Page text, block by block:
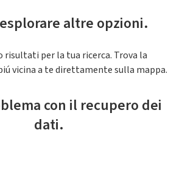
altre opzioni.
per la tua ricerca. Trova la
vicina a te direttamente sulla mappa.
con il recupero dei
dati.